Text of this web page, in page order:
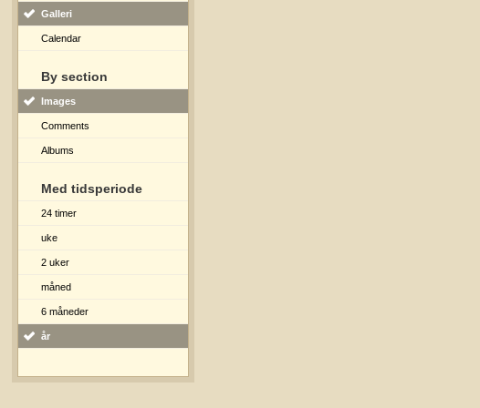
Galleri
Calendar
By section
Images
Comments
Albums
Med tidsperiode
24 timer
uke
2 uker
måned
6 måneder
år